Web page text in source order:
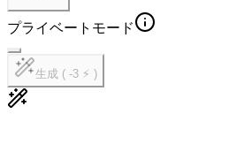
プライベートモード
生成 ( -3 ⚡ )